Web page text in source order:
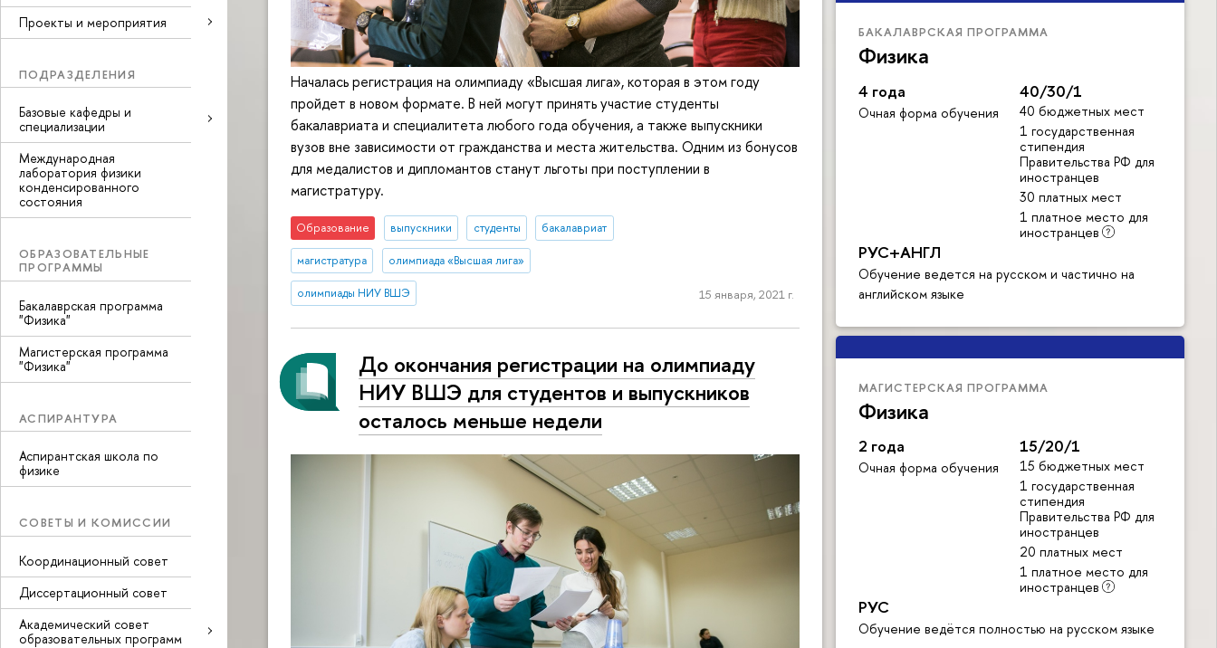
Проекты и мероприятия
ПОДРАЗДЕЛЕНИЯ
Базовые кафедры и
специализации
Международная
лаборатория физики
конденсированного
состояния
ОБРАЗОВАТЕЛЬНЫЕ
ПРОГРАММЫ
Бакалаврская программа
"Физика"
Магистерская программа
"Физика"
АСПИРАНТУРА
Аспирантская школа по
физике
СОВЕТЫ И КОМИССИИ
Координационный совет
Диссертационный совет
Академический совет
образовательных программ
БАКАЛАВРСКАЯ ПРОГРАММА
Физика
4 года
Очная форма обучения
40/30/1
40 бюджетных мест
1 государственная
стипендия
Правительства РФ для
иностранцев
30 платных мест
1 платное место для
иностранцев
РУС+АНГЛ
Обучение ведется на русском и частично на
английском языке
МАГИСТЕРСКАЯ ПРОГРАММА
Физика
2 года
Очная форма обучения
15/20/1
15 бюджетных мест
1 государственная
стипендия
Правительства РФ для
иностранцев
20 платных мест
1 платное место для
иностранцев
РУС
Обучение ведётся полностью на русском языке
Началась регистрация на олимпиаду «Высшая лига», которая в этом году
пройдет в новом формате. В ней могут принять участие студенты
бакалавриата и специалитета любого года обучения, а также выпускники
вузов вне зависимости от гражданства и места жительства. Одним из бонусов
для медалистов и дипломантов станут льготы при поступлении в
магистратуру.
Образование выпускники студенты бакалавриат
магистратура олимпиада «Высшая лига»
олимпиады НИУ ВШЭ 15 января, 2021 г.
До окончания регистрации на олимпиаду
НИУ ВШЭ для студентов и выпускников
осталось меньше недели